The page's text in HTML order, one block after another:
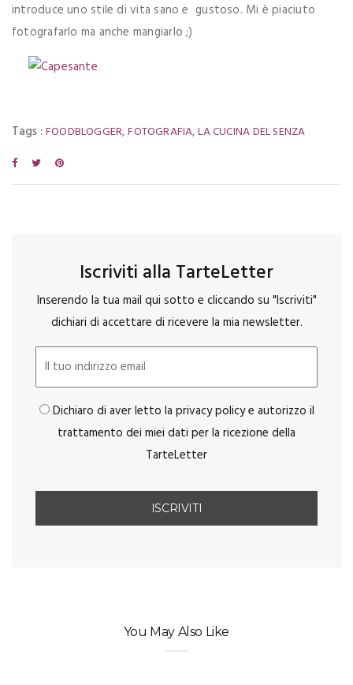
introduce uno stile di vita sano e gustoso. Mi è piaciuto
fotografarlo ma anche mangiarlo ;)
Tags :FOODBLOGGER,FOTOGRAFIA,LA CUCINA DEL SENZA
Iscriviti alla TarteLetter
Inserendo la tua mail qui sotto e cliccando su "Iscriviti"
dichiari di accettare di ricevere la mia newsletter.
Dichiaro di aver letto la privacy policy e autorizzo il
trattamento dei miei dati per la ricezione della
TarteLetter
You May Also Like